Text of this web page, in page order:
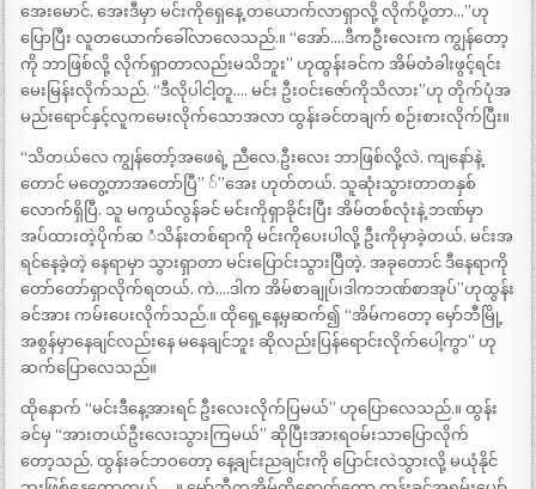
အေးမောင်. အေးဒီမှာ မင်းကိုရှေနေ့ တယောက်လာရှာလို့ လိုက်ပို့တာ…”ဟု
ပြောပြီး လူတယောက်ခေါ်လာလေသည်.။ “အော်….ဒီကဦးလေးက ကျွန်တော့
ကို ဘာဖြစ်လို့ လိုက်ရှာတာလည်းမသိဘူး” ဟုထွန်းခင်က အိမ်တံခါးဖွင့်ရင်း
မေးမြန်းလိုက်သည်. “ဒီလိုပါငါ့တူ…. မင်း ဦးဝင်းဇော်ကိုသိလား”ဟု တိုက်ပုံအ
မည်းရောင်နှင့်လူကမေးလိုက်သောအလာ ထွန်းခင်တချက် စဉ်းစားလိုက်ပြီး။
“သိတယ်လေ ကျွန်တော့်အဖေရဲ့ ညီလေ.ဦးလေး ဘာဖြစ်လို့လဲ. ကျနော်နဲ့
တောင် မတွေ့တာအတော်ပြီ” ်”အေး ဟုတ်တယ်. သူဆုံးသွားတာတနှစ်
လောက်ရှိပြီ. သူ မကွယ်လွန်ခင် မင်းကိုရှာခိုင်းပြီး အိမ်တစ်လုံးနဲ့ ဘဏ်မှာ
အပ်ထားတဲ့ပိုက်ဆ ံသိန်းတစ်ရာကို မင်းကိုပေးပါလို့ ဦးကိုမှာခဲ့တယ်. မင်းအ
ရင်နေခဲ့တဲ့ နေရာမှာ သွားရှာတာ မင်းပြောင်းသွားပြီတဲ့. အခုတောင် ဒီနေရာကို
တော်တော်ရှာလိုက်ရတယ်. ကဲ….ဒါက အိမ်စာချုပ်၊ဒါကဘဏ်စာအုပ်”ဟုထွန်း
ခင်အား ကမ်းပေးလိုက်သည်.။ ထိုရှေ့နေ့မှဆက်၍ “အိမ်ကတော့ မှော်ဘီမြို့
အစွန်မှာနေချင်လည်းနေ မနေချင်ဘူး ဆိုလည်းပြန်ရောင်းလိုက်ပေါ့ကွာ” ဟု
ဆက်ပြောလေသည်။
ထိုနောက် “မင်းဒီနေ့အားရင် ဦးလေးလိုက်ပြမယ်” ဟုပြောလေသည်.။ ထွန်း
ခင်မှ “အားတယ်ဦးလေးသွားကြမယ်” ဆိုပြီးအားရဝမ်းသာပြောလိုက်
တော့သည်. ထွန်းခင်ဘဝတော့ နေ့ချင်းညချင်းကို ပြောင်းလဲသွားလို့ မယုံနိုင်